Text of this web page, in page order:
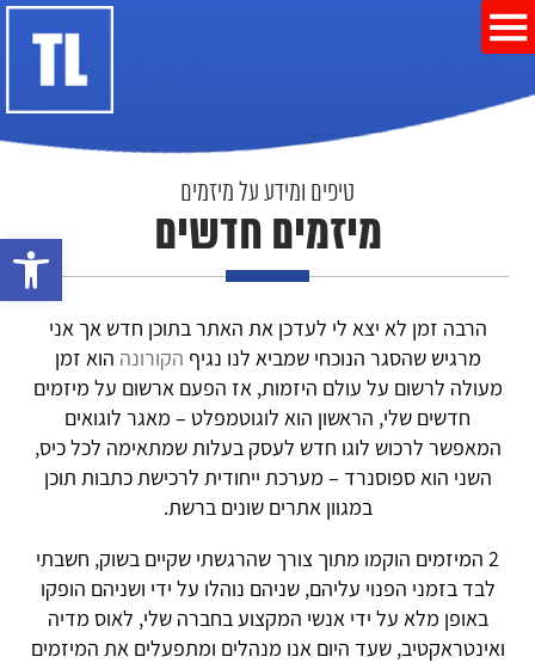
פתח
טיפים ומידע על מיזמים
מיזמים חדשים
הרבה זמן לא יצא לי לעדכן את האתר בתוכן חדש אך אני
מרגיש שהסגר הנוכחי שמביא לנו נגיף הקורונה הוא זמן
מעולה לרשום על עולם היזמות, אז הפעם ארשום על מיזמים
חדשים שלי, הראשון הוא לוגוטמפלט – מאגר לוגואים
המאפשר לרכוש לוגו חדש לעסק בעלות שמתאימה לכל כיס,
השני הוא ספוסנרד – מערכת ייחודית לרכישת כתבות תוכן
במגוון אתרים שונים ברשת.
2 המיזמים הוקמו מתוך צורך שהרגשתי שקיים בשוק, חשבתי
לבד בזמני הפנוי עליהם, שניהם נוהלו על ידי ושניהם הופקו
באופן מלא על ידי אנשי המקצוע בחברה שלי, לאוס מדיה
ואינטראקטיב, שעד היום אנו מנהלים ומתפעלים את המיזמים